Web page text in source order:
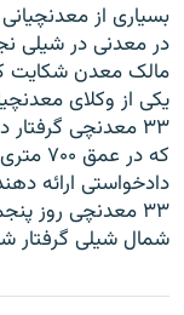
فرکانس‌ها
گزارش‌های تصویری
گزارش‌های ویدئویی
زنان فردا
English
به ما بپیوندید
بسياری از
در معدنی در شيلی
مالک معدن شکايت
که در
دادخواستی ارائه
۳۳ معدنچی روز
شمال شيلی گرفتار شدند و پس از